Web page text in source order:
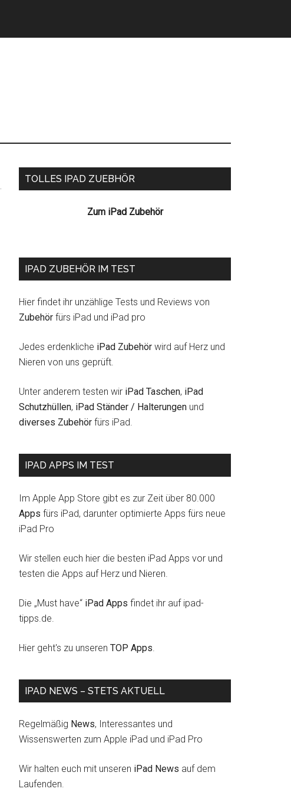
Seitenspalte
TOLLES IPAD ZUEBHÖR
Zum iPad Zubehör
IPAD ZUBEHÖR IM TEST
Hier findet ihr unzählige Tests und Reviews von
Zubehör fürs iPad und iPad pro
Jedes erdenkliche iPad Zubehör wird auf Herz und
Nieren von uns geprüft.
Unter anderem testen wir iPad Taschen, iPad
Schutzhüllen, iPad Ständer / Halterungen und
diverses Zubehör fürs iPad.
IPAD APPS IM TEST
Im Apple App Store gibt es zur Zeit über 80.000
Apps fürs iPad, darunter optimierte Apps fürs neue
iPad Pro
Wir stellen euch hier die besten iPad Apps vor und
testen die Apps auf Herz und Nieren.
Die „Must have“ iPad Apps findet ihr auf ipad-
tipps.de.
Hier geht's zu unseren TOP Apps.
IPAD NEWS – STETS AKTUELL
Regelmäßig News, Interessantes und
Wissenswerten zum Apple iPad und iPad Pro
Wir halten euch mit unseren iPad News auf dem
Laufenden.